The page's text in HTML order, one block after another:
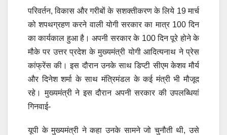
परिवर्तन, विकास और गरीबों के सशक्तीकरण के लिये 19 मार्च
को शपथग्रहण करने वाली योगी सरकार का मात्र 100 दिन
का कार्यकाल हुआ है। अपनी सरकार के 100 दिन पूरे होने के
मौके पर उत्तर प्रदेश के मुख्यमंत्री योगी आदित्यनाथ ने प्रेस
कांफ्रेंस की। इस दौरान उनके साथ डिप्टी सीएम केशव मौर्य
और दिनेश शर्मा के साथ मंत्रिमंडल के कई मंत्री भी मौजूद
रहे। मुख्यमंत्री ने इस दौरान अपनी सरकार की उपलब्धियां
गिनवाई-
यूपी के मुख्यमंत्री ने कहा उनके सामने जो चुनौती थी, उसे